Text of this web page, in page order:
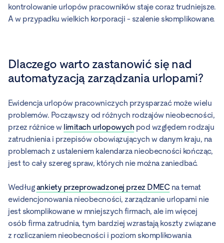
kontrolowanie urlopów pracowników staje coraz trudniejsze.
A w przypadku wielkich korporacji - szalenie skomplikowane.
Dlaczego warto zastanowić się nad
automatyzacją zarządzania urlopami?
Ewidencja urlopów pracowniczych przysparzać może wielu
problemów. Począwszy od różnych rodzajów nieobecności,
przez różnice w limitach urlopowych pod względem rodzaju
zatrudnienia i przepisów obowiązujących w danym kraju, na
problemach z ustaleniem kalendarza nieobecności kończąc,
jest to cały szereg spraw, których nie można zaniedbać.
Wedługankiety przeprowadzonej przez DMECna temat
ewidencjonowania nieobecności, zarządzanie urlopami nie
jest skomplikowane w mniejszych firmach, ale im więcej
osób firma zatrudnia, tym bardziej wzrastają koszty związane
z rozliczaniem nieobecności i poziom skomplikowania